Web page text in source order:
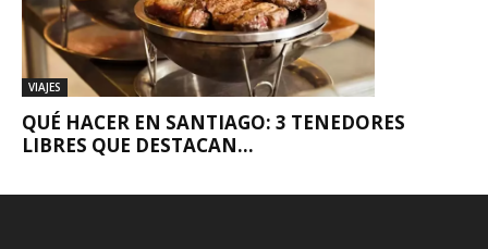
VIAJES
QUÉ HACER EN SANTIAGO: 3 TENEDORES
LIBRES QUE DESTACAN...